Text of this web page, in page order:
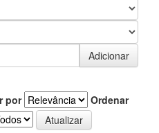
por
Ordenar